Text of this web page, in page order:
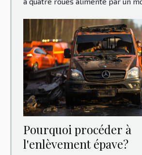
Pourquoi procéder à
l'enlèvement épave?